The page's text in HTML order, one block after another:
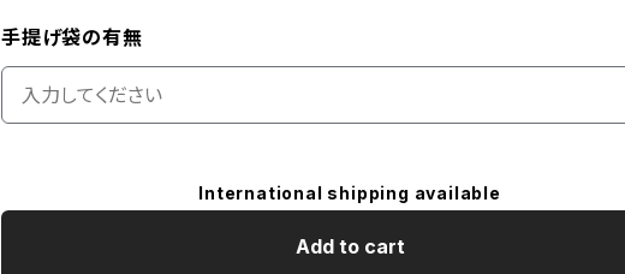
手提げ袋の有無
International shipping available
Add to cart